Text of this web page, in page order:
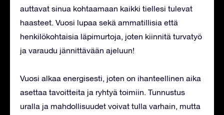
auttavat sinua kohtaamaan kaikki tiellesi tulevat
haasteet. Vuosi lupaa sekä ammatillisia että
henkilökohtaisia läpimurtoja, joten kiinnitä turvatyö
ja varaudu jännittävään ajeluun!
Vuosi alkaa energisesti, joten on ihanteellinen aika
asettaa tavoitteita ja ryhtyä toimiin. Tunnustus
uralla ja mahdollisuudet voivat tulla varhain, mutta